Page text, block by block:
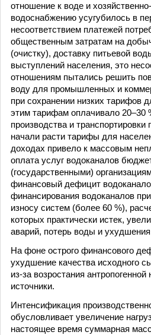
отношение к воде и
водоснабжению усугубилось в
несоответствием платежей
общественным затратам на
(очистку), доставку питьевой
выступлений населения, это
отношениям пытались решить
воду для промышленных и
при сохранении низких тарифов
этим тарифам оплачивало 20–30
производства и
начали расти тарифы для
доходах привело к массовым
оплата услуг водоканалов
(государственными)
финансовый дефицит
финансирования водоканалов
износу систем (более 60 %),
которых практически истек,
аварий, потерь воды и ухудшения
На фоне острого финансового
ухудшение качества исходного
из-за возростания
источники.
Интенсификация
обусловливает увеличение
настоящее время суммарная